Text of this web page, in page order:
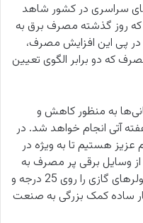
سراسری در کشور شاهد
روز گذشته مصرف برق به
رسید. در پی این افزایش مصرف،
که دو برابر الگوی تعیین
به منظور کاهش و
آتی انجام خواهد شد. در
عزیز هستیم تا به ویژه در
(12 تا 18) حداقل از وسایل برقی پر مصرف به
طور همزمان استفاده نکنند و دمای کولرهای گازی را روی 25 درجه و
کار ساده کمک بزرگی به صنعت